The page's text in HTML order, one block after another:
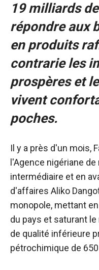
19 milliards
répondre aux
en produits
contrarie les
prospères et
vivent
poches.
Il y a près d'un mois,
l'Agence nigériane
intermédiaire et en
d'affaires Aliko
monopole, mettant
du pays et saturant
de qualité inférieure
pétrochimique de